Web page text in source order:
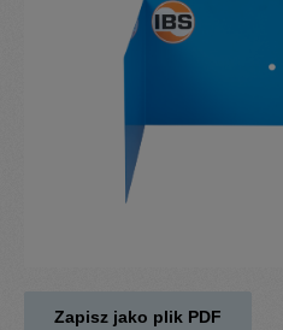
Zapisz jako plik PDF